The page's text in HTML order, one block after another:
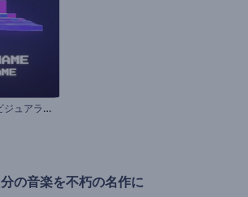
ピ
クセル化された波のビジュアライザー
の音楽を不朽の名作に